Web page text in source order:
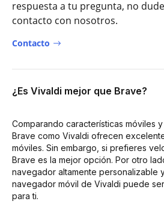
respuesta a tu pregunta, no
contacto con nosotros.
Contacto
¿Es Vivaldi mejor que Brave?
Comparando características móviles
Brave como Vivaldi ofrecen
móviles. Sin embargo, si prefieres
Brave es la mejor opción. Por otro
navegador altamente personalizable
navegador móvil de Vivaldi puede
para ti.